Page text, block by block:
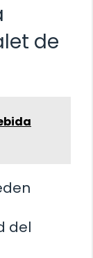
de
del